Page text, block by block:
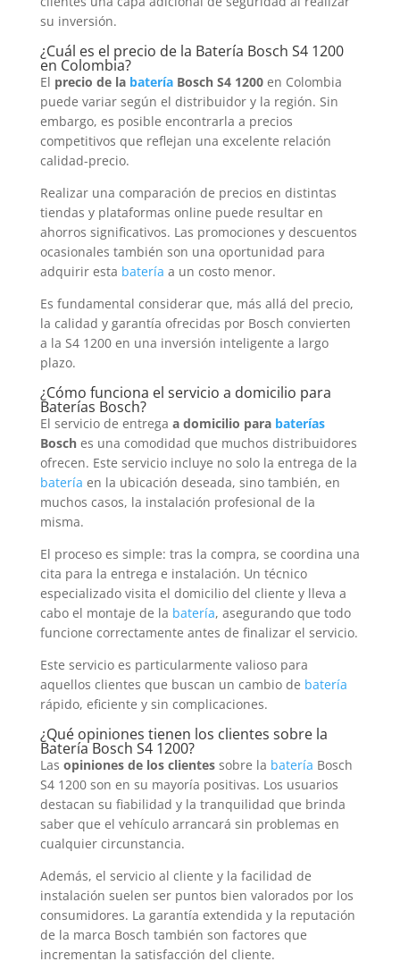
su inversión.
¿Cuál es el precio de la Batería Bosch S4 1200
en Colombia?
El precio de la bateríaBosch S4 1200en Colombia
puede variar según el distribuidor y la región. Sin
embargo, es posible encontrarla a precios
competitivos que reflejan una excelente relación
calidad-precio.
Realizar una comparación de precios en distintas
tiendas y plataformas online puede resultar en
ahorros significativos. Las promociones y descuentos
ocasionales también son una oportunidad para
adquirir esta batería a un costo menor.
Es fundamental considerar que, más allá del precio,
la calidad y garantía ofrecidas por Bosch convierten
a la S4 1200 en una inversión inteligente a largo
plazo.
¿Cómo funciona el servicio a domicilio para
Baterías Bosch?
El servicio de entrega a domicilio para baterías
Bosches una comodidad que muchos distribuidores
ofrecen. Este servicio incluye no solo la entrega de la
batería en la ubicación deseada, sino también, en
muchos casos, la instalación profesional de la
misma.
El proceso es simple: tras la compra, se coordina una
cita para la entrega e instalación. Un técnico
especializado visita el domicilio del cliente y lleva a
cabo el montaje de la batería, asegurando que todo
funcione correctamente antes de finalizar el servicio.
Este servicio es particularmente valioso para
aquellos clientes que buscan un cambio de batería
rápido, eficiente y sin complicaciones.
¿Qué opiniones tienen los clientes sobre la
BateríaBosch S4 1200?
Las opiniones de los clientessobre la batería Bosch
S4 1200 son en su mayoría positivas. Los usuarios
destacan su fiabilidad y la tranquilidad que brinda
saber que el vehículo arrancará sin problemas en
cualquier circunstancia.
Además, el servicio al cliente y la facilidad de
instalación suelen ser puntos bien valorados por los
consumidores. La garantía extendida y la reputación
de la marca Bosch también son factores que
incrementan la satisfacción del cliente.